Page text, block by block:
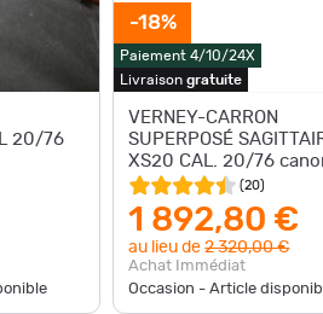
20/76
-18%
Paiement 4/10/24X
Livraisongratuite
VERNEY-CARRON
SUPERPOSÉ
XS20 CAL. 20/76
cm.
(20)
1 892,80 €
au lieu de2 320,00 €
Achat Immédiat
Occasion - Article